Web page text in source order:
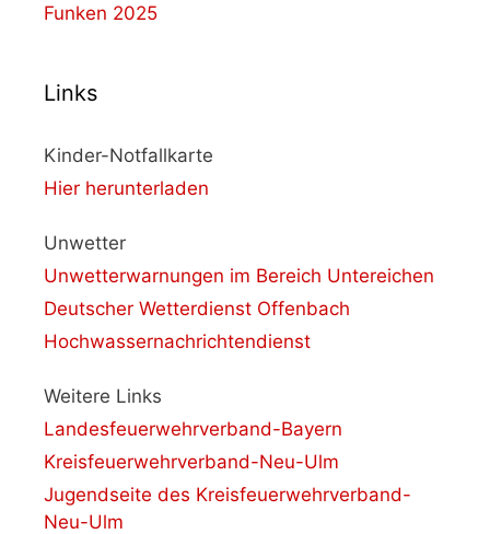
Funken 2025
Links
Kinder-Notfallkarte
Hier herunterladen
Unwetter
Unwetterwarnungen im Bereich Untereichen
Deutscher Wetterdienst Offenbach
Hochwassernachrichtendienst
Weitere Links
Landesfeuerwehrverband-Bayern
Kreisfeuerwehrverband-Neu-Ulm
Jugendseite des Kreisfeuerwehrverband-
Neu-Ulm